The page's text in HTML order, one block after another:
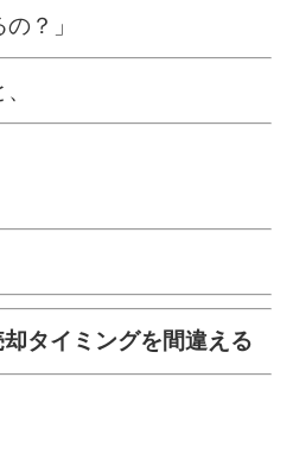
？」
タイミングを間違える